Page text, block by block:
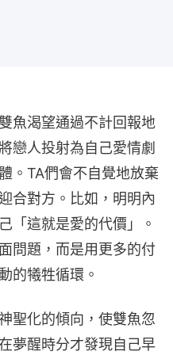
魚渴望通過不計回報地
戀人投射為自己愛情劇
。TA們會不自覺地放棄
合對方。比如，明明內
「這就是愛的代價」。
問題，而是用更多的付
的犧牲循環。
聖化的傾向，使雙魚忽
夢醒時分才發現自己早